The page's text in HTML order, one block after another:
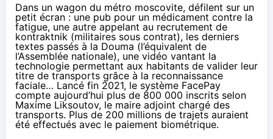
Dans un wagon du métro moscovite, défilent sur un
petit écran : une pub pour un médicament contre la
fatigue, une autre appelant au recrutement de
kontraktnik (militaires sous contrat), les derniers
textes passés à la Douma (l’équivalent de
l’Assemblée nationale), une vidéo vantant la
technologie permettant aux habitants de valider leur
titre de transports grâce à la reconnaissance
faciale… Lancé fin 2021, le système FacePay
compte aujourd’hui plus de 800 000 inscrits selon
Maxime Liksoutov, le maire adjoint chargé des
transports. Plus de 200 millions de trajets auraient
été effectués avec le paiement biométrique.